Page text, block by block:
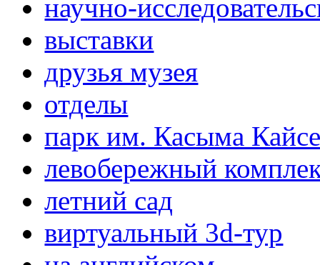
научно-
выставки
друзья музея
отделы
парк им. Касыма
левобережный
летний сад
виртуальный 3d-тур